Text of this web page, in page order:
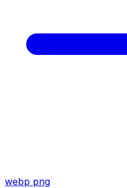
webp png